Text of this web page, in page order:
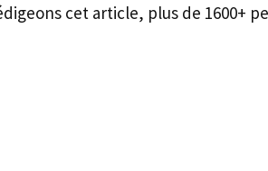
cet article, plus de 1600+